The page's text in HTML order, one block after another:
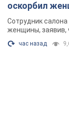
оскорбил
Фото
Сотрудник
женщины, заявив,
час назад